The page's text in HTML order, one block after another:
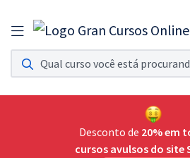
Assinatura Ilimitada 11
Acesso a todos os cursos. Teste grátis por 7 dias!
Assinatura OAB Até Passar
Acesso ilimitado a toda preparação para o
Desconto de 20% em
cursos avulsos do site